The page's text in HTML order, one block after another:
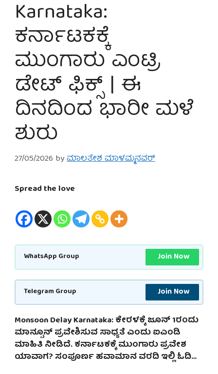
Karnataka:
ಕರ್ನಾಟಕಕ್ಕೆ
ಮುಂಗಾರು ಎಂಟ್ರಿ
ಡೇಟ್ ಫಿಕ್ಸ್ | ಈ
ದಿನದಿಂದ ಭಾರೀ ಮಳೆ
ಶುರು
27/05/2026 byಮಾಲತೇಶ ಮಾಳಮ್ಮನವರ್
Spread the love
WhatsApp Group Join Now
Telegram Group Join Now
Monsoon Delay Karnataka: ಕೇರಳಕ್ಕೆ ಜೂನ್ 1ರಂದು
ಮಾನ್ಸೂನ್ ಪ್ರವೇಶಿಸುವ ಸಾಧ್ಯತೆ ಎಂದು ಐಎಂಡಿ
ಮಾಹಿತಿ ನೀಡಿದೆ. ಕರ್ನಾಟಕಕ್ಕೆ ಮುಂಗಾರು ಪ್ರವೇಶ
ಯಾವಾಗ? ಸಂಪೂರ್ಣ ಹವಾಮಾನ ವರದಿ ಇಲ್ಲಿ ಓದಿ…